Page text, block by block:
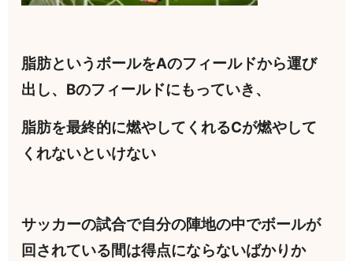
脂肪というボールをAのフィールドから運び
出し、Bのフィールドにもっていき、
脂肪を最終的に燃やしてくれるCが燃やして
くれないといけない
サッカーの試合で自分の陣地の中でボールが
回されている間は得点にならないばかりか